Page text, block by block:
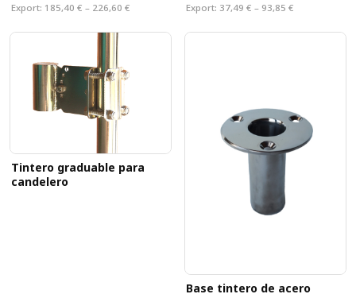
Export: 185,40 € – 226,60 € Export: 37,49 € – 93,85 €
Tintero graduable para
candelero
Base tintero de acero